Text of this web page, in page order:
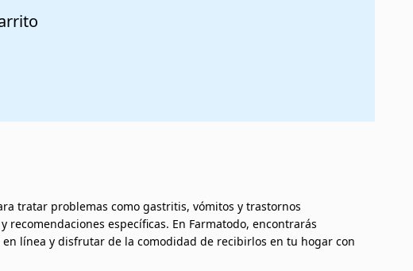
tratar problemas como gastritis, vómitos y trastornos
específicas. En Farmatodo, encontrarás
línea y disfrutar de la comodidad de recibirlos en tu hogar con